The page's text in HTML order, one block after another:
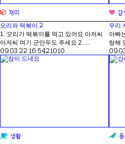
재미
오리와 떡볶이 2
1. 오리가 떡볶이를 먹고 있어요 아저씨
아저씨 여기 군만두도 주세요 2. ...
09.03.22.16:5421010
감
우리
아빠
랑해
생활